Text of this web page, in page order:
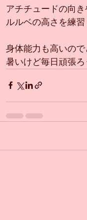
アチチュードの向き
ルルベの高さを練習
身体能力も高いので
暑いけど毎日頑張ろ